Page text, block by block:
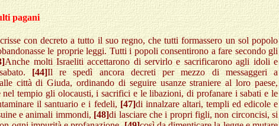
pagani
con decreto a tutto il suo regno, che tutti formassero un sol popolo
le proprie leggi. Tutti i popoli consentirono a fare secondo gli
Anche molti Israeliti accettarono di servirlo e sacrificarono agli idoli e
[44]Il re spedì ancora decreti per mezzo di messaggeri a
città di Giuda, ordinando di seguire usanze straniere al loro paese,
nel tempio gli olocausti, i sacrifici e le libazioni, di profanare i sabati e le
il santuario e i fedeli,[47]di innalzare altari, templi ed edicole e
e animali immondi,[48]di lasciare che i propri figli, non circoncisi, si